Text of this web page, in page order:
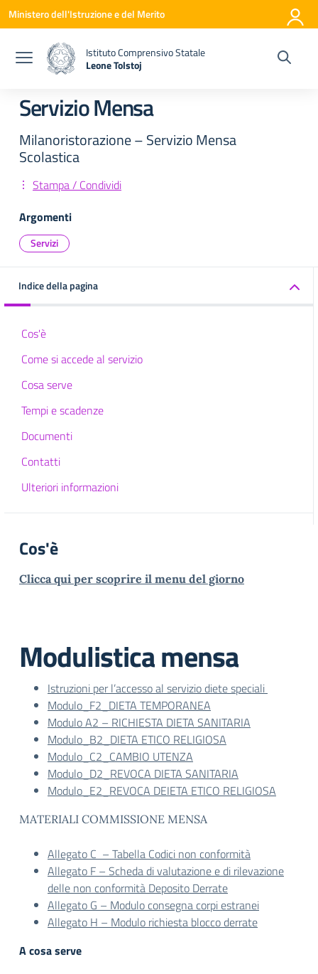
Vai ai contenuti
Vai al menu di navigazione
Vai al footer
Ministero dell'Istruzione e del Merito
Istituto Comprensivo Statale
Leone Tolstoj
Servizio Mensa
Milanoristorazione – Servizio Mensa
Scolastica
Stampa / Condividi
Argomenti
Servizi
Indice della pagina
Cos'è
Come si accede al servizio
Cosa serve
Tempi e scadenze
Documenti
Contatti
Ulteriori informazioni
Cos'è
Clicca qui per scoprire il menu del giorno
Modulistica mensa
Istruzioni per l’accesso al servizio diete speciali
Modulo_F2_DIETA TEMPORANEA
Modulo A2 – RICHIESTA DIETA SANITARIA
Modulo_B2_DIETA ETICO RELIGIOSA
Modulo_C2_CAMBIO UTENZA
Modulo_D2_REVOCA DIETA SANITARIA
Modulo_E2_REVOCA DEIETA ETICO RELIGIOSA
MATERIALI COMMISSIONE MENSA
Allegato C – Tabella Codici non conformità
Allegato F – Scheda di valutazione e di rilevazione
delle non conformità Deposito Derrate
Allegato G – Modulo consegna corpi estranei
Allegato H – Modulo richiesta blocco derrate
A cosa serve